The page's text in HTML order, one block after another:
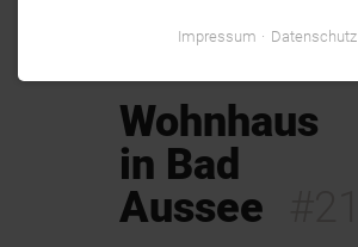
Wohnhaus
in Bad
Aussee
Impressum Datenschutz